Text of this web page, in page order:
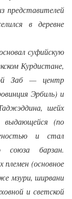
представителей
в деревне
суфийскую
Курдистане,
Заб — центр
Эрбиль) и
шейх
выдающейся (по
и стал
союза барзан.
племен (основное
мзури, ширвани
и светской